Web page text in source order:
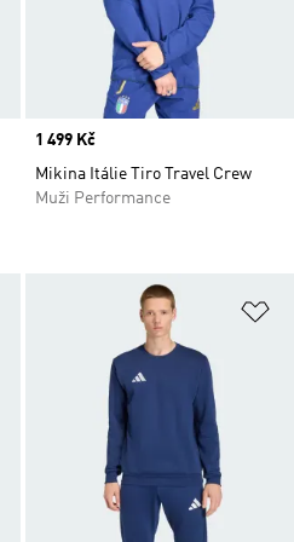
Price
1 499 Kč
Mikina Itálie Tiro Travel Crew
Muži Performance
Přidat do seznamu přání